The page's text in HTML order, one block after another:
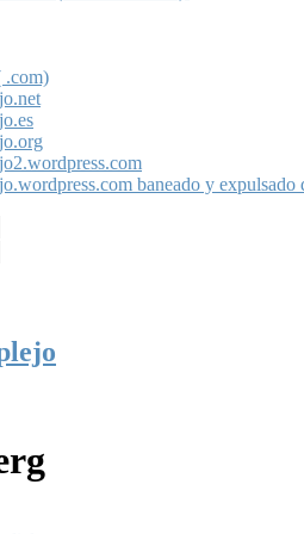
.com)
baneado y expulsado